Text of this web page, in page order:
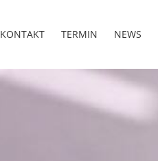
KONTAKT TERMIN NEWS